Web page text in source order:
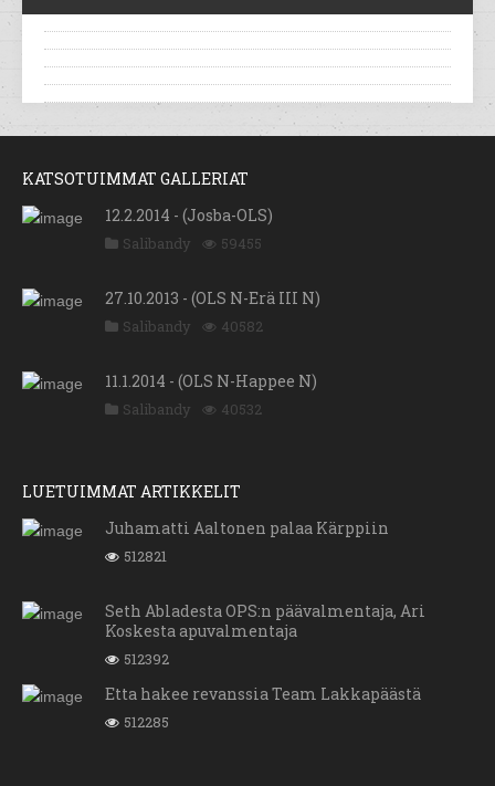
KATSOTUIMMAT GALLERIAT
12.2.2014 - (Josba-OLS)
Salibandy 59455
27.10.2013 - (OLS N-Erä III N)
Salibandy 40582
11.1.2014 - (OLS N-Happee N)
Salibandy 40532
LUETUIMMAT ARTIKKELIT
Juhamatti Aaltonen palaa Kärppiin
512821
Seth Abladesta OPS:n päävalmentaja, Ari
Koskesta apuvalmentaja
512392
Etta hakee revanssia Team Lakkapäästä
512285